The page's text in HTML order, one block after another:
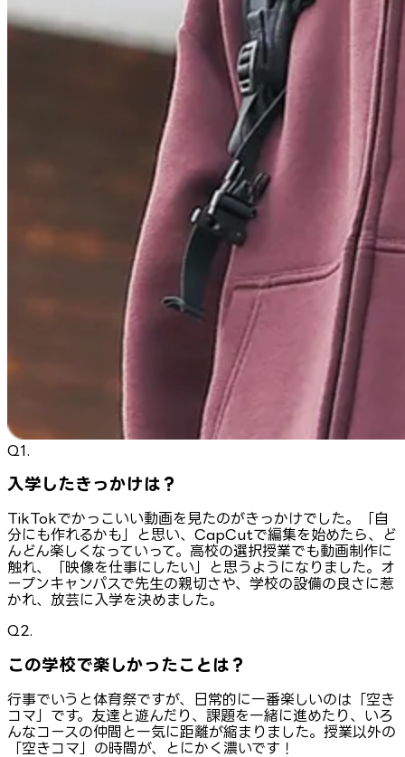
Q1.
入学したきっかけは？
TikTokでかっこいい動画を見たのがきっかけでした。「自
分にも作れるかも」と思い、CapCutで編集を始めたら、ど
んどん楽しくなっていって。高校の選択授業でも動画制作に
触れ、「映像を仕事にしたい」と思うようになりました。オ
ープンキャンパスで先生の親切さや、学校の設備の良さに惹
かれ、放芸に入学を決めました。
Q2.
この学校で楽しかったことは？
行事でいうと体育祭ですが、日常的に一番楽しいのは「空き
コマ」です。友達と遊んだり、課題を一緒に進めたり、いろ
んなコースの仲間と一気に距離が縮まりました。授業以外の
「空きコマ」の時間が、とにかく濃いです！